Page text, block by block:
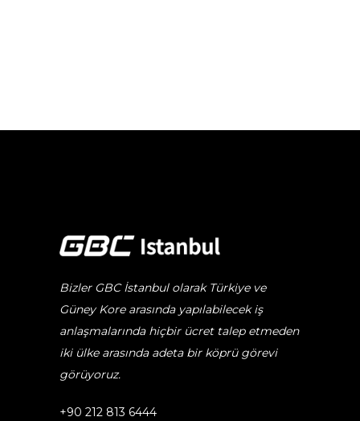
Bizler GBC İstanbul olarak Türkiye ve
Güney Kore arasında yapılabilecek iş
anlaşmalarında hiçbir ücret talep etmeden
iki ülke arasında adeta bir köprü görevi
görüyoruz.
+90 212 813 6444